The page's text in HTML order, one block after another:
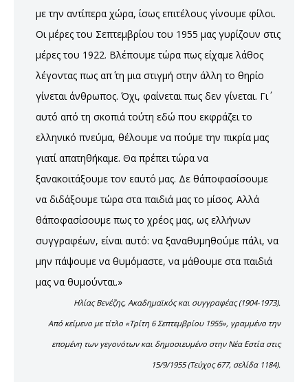
με την αντίπερα χώρα, ίσως επιτέλους γίνουμε φίλοι.
Οι μέρες του Σεπτεμβρίου του 1955 μας γυρίζουν στις
μέρες του 1922. Βλέπουμε τώρα πως είχαμε λάθος
λέγοντας πως απ΄ τη μια στιγμή στην άλλη το θηρίο
γίνεται άνθρωπος. Όχι, φαίνεται πως δεν γίνεται. Γι΄
αυτό από τη σκοπιά τούτη εδώ που εκφράζει το
ελληνικό πνεύμα, θέλουμε να πούμε την πικρία μας
γιατί απατηθήκαμε. Θα πρέπει τώρα να
ξανακοιτάξουμε τον εαυτό μας. Δε θ΄αποφασίσουμε
να διδάξουμε τώρα στα παιδιά μας το μίσος. Αλλά
θ΄αποφασίσουμε πως το χρέος μας, ως ελλήνων
συγγραφέων, είναι αυτό: να ξαναθυμηθούμε πάλι, να
μην πάψουμε να θυμόμαστε, να μάθουμε στα παιδιά
μας να θυμούνται.»
Ηλίας Βενέζης, Ακαδημαϊκός και συγγραφέας (1904-1973).
Από κείμενο με τίτλο «Τρίτη 6 Σεπτεμβρίου 1955», γραμμένο την
επομένη των γεγονότων και δημοσιευμένο στην Νέα Εστία στις
15/9/1955 (Τεύχος 677, σελίδα 1184).